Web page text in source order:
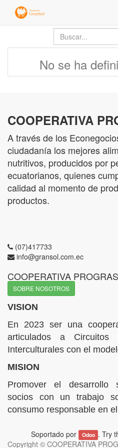
No se ha
COOPERATIVA
A través de los
ciudadanía los mejores
nutritivos, producidos por
ecuatorianos, quienes
calidad al momento de
productos.
(07)417733
info@gransol.com.ec
COOPERATIVA
SOBRE NOSOTROS
VISION
En 2023 ser una
articulados a Circuitos
Interculturales con el
MISION
Promover el desarrollo
socios con un trabajo
consumo responsable en
Soportado por Odoo . Try
Copyright © COOPERATIVA